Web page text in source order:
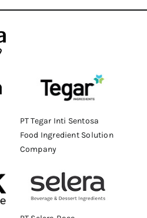
PT Tegar Inti Sentosa
Food Ingredient Solution
Company